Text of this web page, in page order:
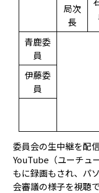
局次
長
青鹿委
員
伊藤委
員
委員会の生中継を配
YouTube（ユーチュ
もに録画もされ、パ
会審議の様子を視聴で